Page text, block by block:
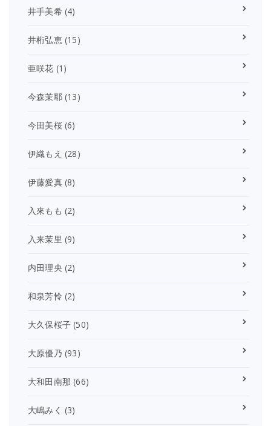
井手美希(4)
井桁弘恵(15)
亜咲花 (1)
今森茉耶(13)
今田美桜(6)
伊織もえ (28)
伊藤愛真(8)
入來もも (2)
入来茉里 (9)
内田理央 (2)
和泉芳怜 (2)
大久保桜子 (50)
大原優乃 (93)
大和田南那 (66)
大嶋みく (3)